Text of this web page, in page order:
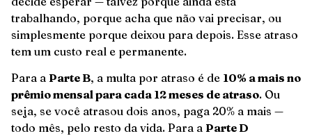
trabalhando, porque acha que não vai precisar, ou
simplesmente porque deixou para depois. Esse atraso
tem um custo real e permanente.
Para a Parte B, a multa por atraso é de 10% a mais no
prêmio mensal para cada 12 meses de atraso. Ou
seja, se você atrasou dois anos, paga 20% a mais —
todo mês, pelo resto da vida. Para a Parte D